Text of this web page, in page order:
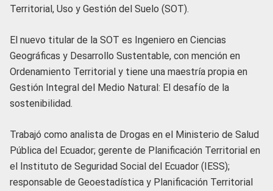
Territorial, Uso y Gestión del Suelo (SOT).
El nuevo titular de la SOT es Ingeniero en Ciencias
Geográficas y Desarrollo Sustentable, con mención en
Ordenamiento Territorial y tiene una maestría propia en
Gestión Integral del Medio Natural: El desafío de la
sostenibilidad.
Trabajó como analista de Drogas en el Ministerio de Salud
Pública del Ecuador; gerente de Planificación Territorial en
el Instituto de Seguridad Social del Ecuador (IESS);
responsable de Geoestadística y Planificación Territorial